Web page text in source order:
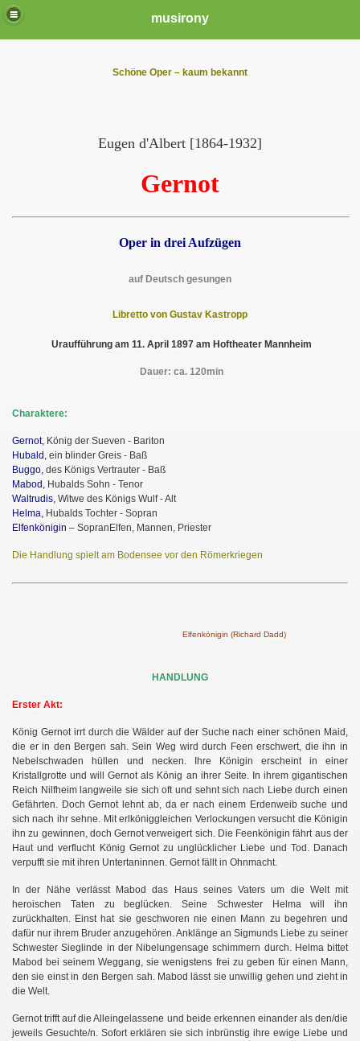
musirony
Schöne Oper – kaum bekannt
Eugen d'Albert [1864-1932]
Gernot
Oper in drei Aufzügen
auf Deutsch gesungen
Libretto von Gustav Kastropp
Uraufführung am 11. April 1897 am Hoftheater Mannheim
Dauer: ca. 120min
Charaktere:
Gernot, König der Sueven - Bariton
Hubald, ein blinder Greis - Baß
Buggo, des Königs Vertrauter - Baß
Mabod, Hubalds Sohn - Tenor
Waltrudis, Witwe des Königs Wulf - Alt
Helma, Hubalds Tochter - Sopran
Elfenkönigin – Sopran Elfen, Mannen, Priester
Die Handlung spielt am Bodensee vor den Römerkriegen
Elfenkönigin (Richard Dadd)
HANDLUNG
Erster Akt:
König Gernot irrt durch die Wälder auf der Suche nach einer schönen Maid,
die er in den Bergen sah. Sein Weg wird durch Feen erschwert, die ihn in
Nebelschwaden hüllen und necken. Ihre Königin erscheint in einer
Kristallgrotte und will Gernot als König an ihrer Seite. In ihrem gigantischen
Reich Nilfheim langweile sie sich oft und sehnt sich nach Liebe durch einen
Gefährten. Doch Gernot lehnt ab, da er nach einem Erdenweib suche und
sich nach ihr sehne. Mit erlköniggleichen Verlockungen versucht die Königin
ihn zu gewinnen, doch Gernot verweigert sich. Die Feenkönigin fährt aus der
Haut und verflucht König Gernot zu unglücklicher Liebe und Tod. Danach
verpufft sie mit ihren Untertaninnen. Gernot fällt in Ohnmacht.
In der Nähe verlässt Mabod das Haus seines Vaters um die Welt mit
heroischen Taten zu beglücken. Seine Schwester Helma will ihn
zurückhalten. Einst hat sie geschworen nie einen Mann zu begehren und
dafür nur ihrem Bruder anzugehören. Anklänge an Sigmunds Liebe zu seiner
Schwester Sieglinde in der Nibelungensage schimmern durch. Helma bittet
Mabod bei seinem Weggang, sie wenigstens frei zu geben für einen Mann,
den sie einst in den Bergen sah. Mabod lässt sie unwillig gehen und zieht in
die Welt.
Gernot trifft auf die Alleingelassene und beide erkennen einander als den/die
jeweils Gesuchte/n. Sofort erklären sie sich inbrünstig ihre ewige Liebe und